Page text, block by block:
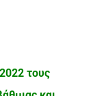
τους